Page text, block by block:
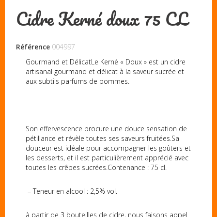
Cidre Kerné doux 75 CL
Référence 004997
Gourmand et DélicatLe Kerné « Doux » est un cidre
artisanal gourmand et délicat à la saveur sucrée et
aux subtils parfums de pommes.
Son effervescence procure une douce sensation de
pétillance et révèle toutes ses saveurs fruitées.Sa
douceur est idéale pour accompagner les goûters et
les desserts, et il est particulièrement apprécié avec
toutes les crêpes sucrées.Contenance : 75 cl.
– Teneur en alcool : 2,5% vol.
à partir de 3 bouteilles de cidre, nous faisons appel